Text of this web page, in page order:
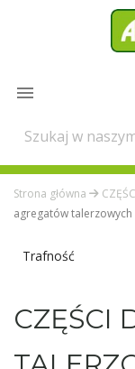

Strona główna
agregatów talerzowych
Trafność
CZĘŚCI